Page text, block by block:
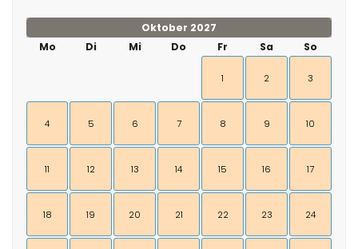
Oktober 2027
Mo
Di Mi Do Fr Sa So
1 2 3
4 5 6 7 8 9 10
11 12 13 14 15 16 17
18 19 20 21 22 23 24